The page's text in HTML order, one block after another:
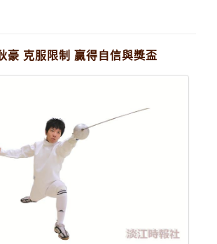
豪 克服限制 贏得自信與獎盃